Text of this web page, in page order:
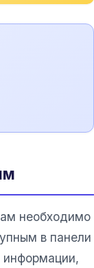
необходимо
в панели
информации,